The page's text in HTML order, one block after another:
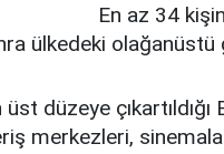
En az 34
ülkedeki
düzeye
merkezleri,